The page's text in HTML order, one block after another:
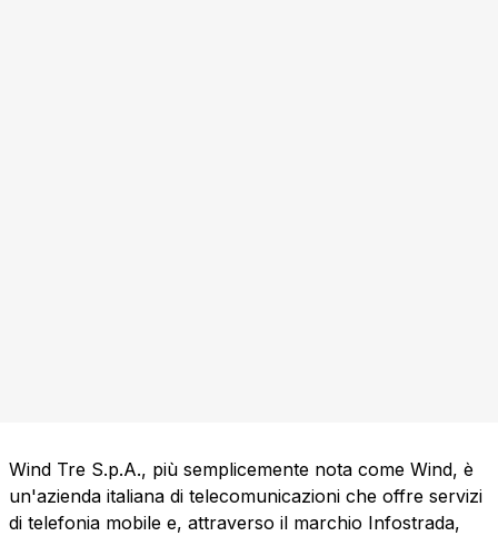
Wind Tre S.p.A., più semplicemente nota come Wind, è
un'azienda italiana di telecomunicazioni che offre servizi
di telefonia mobile e, attraverso il marchio Infostrada,